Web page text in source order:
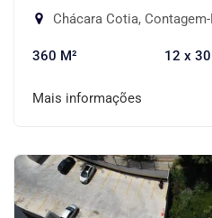
Chácara Cotia, Contagem-
360 M² 12 x
Mais informações